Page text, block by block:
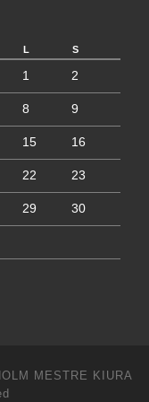
L S
1 2
8 9
15 16
22 23
29 30
MESTRE KIURA